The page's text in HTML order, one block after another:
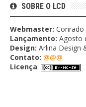
SOBRE O LCD
Webmaster:
Lançamento: Agosto
Design: Arlina Design
Contato: @@@
Licença: